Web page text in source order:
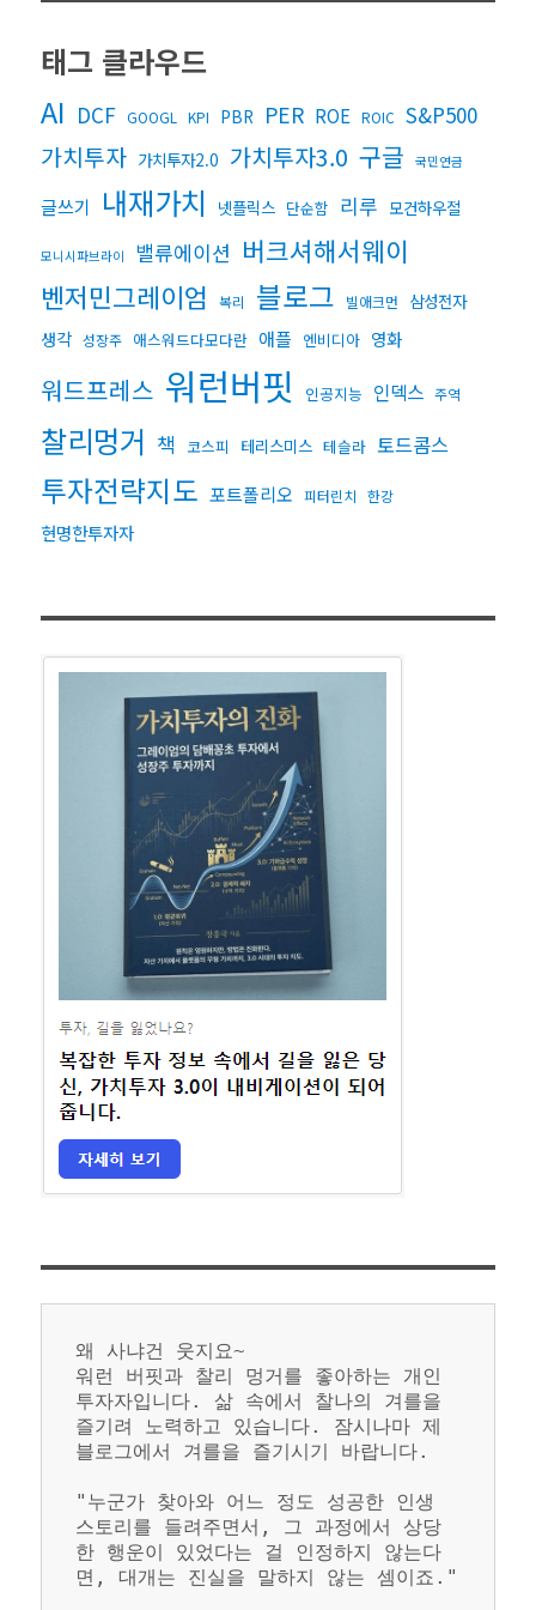
태그 클라우드
AI DCF GOOGL KPI PBR PER ROE ROIC S&P500
가치투자 가치투자2.0 가치투자3.0 구글 국민연금
글쓰기 내재가치 넷플릭스 단순함 리루 모건하우절
모니시파브라이 밸류에이션 버크셔해서웨이
벤저민그레이엄
복리 블로그 빌애크먼 삼성전자
생각 성장주 애스워드다모다란 애플 엔비디아 영화
워드프레스 워런버핏 인공지능 인덱스 주역
찰리멍거 책 코스피 테리스미스 테슬라 토드콤스
투자전략지도 포트폴리오 피터린치 한강
현명한투자자
왜 사냐건 웃지요~
워런 버핏과 찰리 멍거를 좋아하는 개인
투자자입니다. 삶 속에서 찰나의 겨를을
즐기려 노력하고 있습니다. 잠시나마 제
블로그에서 겨를을 즐기시기 바랍니다.
"누군가 찾아와 어느 정도 성공한 인생
스토리를 들려주면서, 그 과정에서 상당
한 행운이 있었다는 걸 인정하지 않는다
면, 대개는 진실을 말하지 않는 셈이죠."